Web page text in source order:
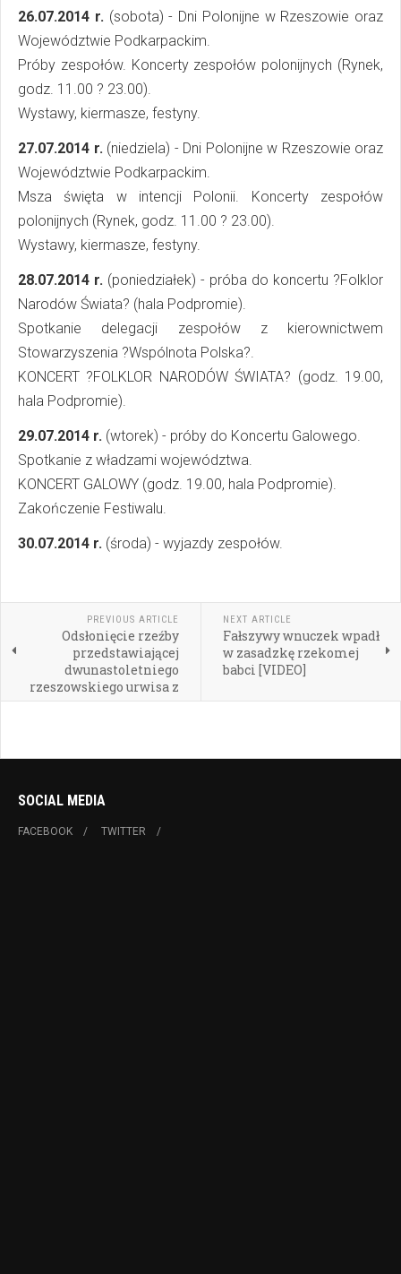
26.07.2014 r.(sobota) - Dni Polonijne w Rzeszowie oraz
Województwie Podkarpackim.
Próby zespołów. Koncerty zespołów polonijnych (Rynek,
godz. 11.00 ? 23.00).
Wystawy, kiermasze, festyny.
27.07.2014 r.(niedziela) - Dni Polonijne w Rzeszowie oraz
Województwie Podkarpackim.
Msza święta w intencji Polonii. Koncerty zespołów
polonijnych (Rynek, godz. 11.00 ? 23.00).
Wystawy, kiermasze, festyny.
28.07.2014 r. (poniedziałek) - próba do koncertu ?Folklor
Narodów Świata? (hala Podpromie).
Spotkanie delegacji zespołów z kierownictwem
Stowarzyszenia ?Wspólnota Polska?.
KONCERT ?FOLKLOR NARODÓW ŚWIATA? (godz. 19.00,
hala Podpromie).
29.07.2014 r. (wtorek) - próby do Koncertu Galowego.
Spotkanie z władzami województwa.
KONCERT GALOWY (godz. 19.00, hala Podpromie).
Zakończenie Festiwalu.
30.07.2014 r. (środa) - wyjazdy zespołów.
PREVIOUS ARTICLE
Odsłonięcie rzeźby
przedstawiającej
dwunastoletniego
rzeszowskiego urwisa z
procą
NEXT ARTICLE
Fałszywy wnuczek wpadł
w zasadzkę rzekomej
babci [VIDEO]
SOCIAL MEDIA
FACEBOOK TWITTER